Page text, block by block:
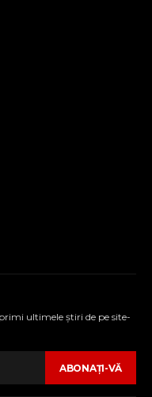
ultimele ştiri de pe site-
ABONAŢI-VĂ